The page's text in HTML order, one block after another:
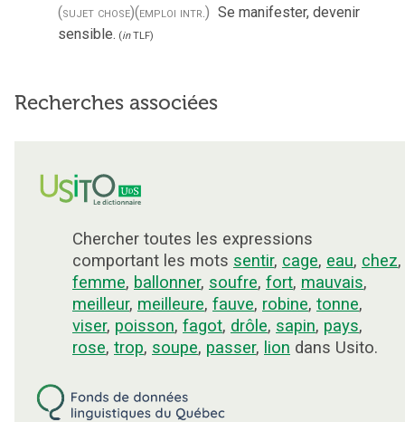
(sujet chose)(emploi intr.) Se manifester, devenir
sensible. (inTLF)
Recherches associées
Chercher toutes les expressions
comportant les mots sentir, cage, eau, chez,
femme, ballonner, soufre, fort, mauvais,
meilleur, meilleure, fauve, robine, tonne,
viser, poisson, fagot, drôle, sapin, pays,
rose, trop, soupe, passer, lion dans Usito.